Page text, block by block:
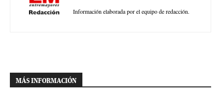
Información elaborada por el equipo de redacción.
MÁS INFORMACIÓN